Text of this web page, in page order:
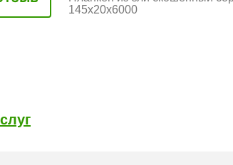
145x20x6000